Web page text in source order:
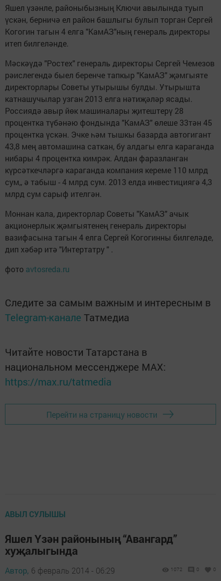
Яшел үзәнле, районыбызның Ключи авылында туып
үскән, берничә ел район башлыгы булып торган Сергей
Когогин тагын 4 елга "КамАЗ"ның генераль директоры
итеп билгеләнде.
Мәскәүдә "Ростех" генераль директоры Сергей Чемезов
рәислегендә быел беренче тапкыр "КамАЗ" җәмгыяте
директорлары Советы утырышы булды. Утырышта
катнашучылар узган 2013 елга нәтиҗәләр ясады.
Россиядә авыр йөк машиналары җитештерү 28
процентка түбәнәю фондында "КамАЗ" өлеше 33тән 45
процентка үскән. Эчке һәм тышкы базарда автогигант
43,8 мең автомашина саткан, бу алдагы елга караганда
нибары 4 процентка кимрәк. Алдан фаразланган
күрсәткечләргә караганда компания кереме 110 млрд
сум,, ә табыш - 4 млрд сум. 2013 елда инвестициягә 4,3
млрд сум сарыф ителгән.
Моннан кала, директорлар Советы "КамАЗ" ачык
акционерлык җәмгыятенең генераль директоры
вазифасына тагын 4 елга Сергей Когогинны билгеләде,
дип хәбәр итә "Интертатру " .
фото avtosreda.ru
Следите за самым важным и интересным в
Telegram-канале Татмедиа
Читайте новости Татарстана в
национальном мессенджере MАХ:
https://max.ru/tatmedia
Перейти на страницу новости
АВЫЛ СУЛЫШЫ
Яшел Үзән районының “Авангард”
хуҗалыгында
Автор, 6 февраль 2014 - 06:29 1072 0 0